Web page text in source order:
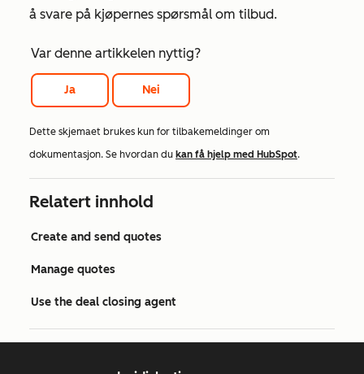
å svare på kjøpernes spørsmål om tilbud.
Var denne artikkelen nyttig?
Ja Nei
Dette skjemaet brukes kun for tilbakemeldinger om
dokumentasjon. Se hvordan du kan få hjelp med HubSpot.
Relatert innhold
Create and send quotes
Manage quotes
Use the deal closing agent